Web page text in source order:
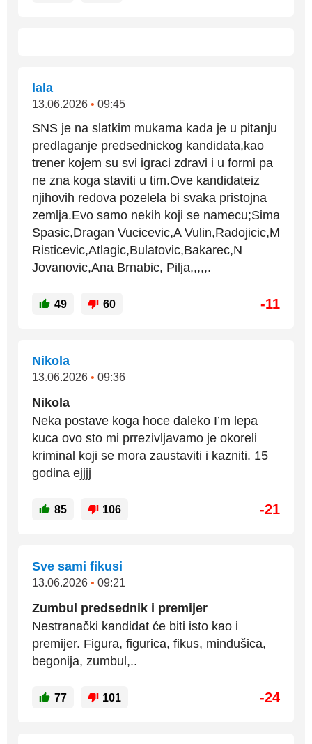
lala
13.06.2026 • 09:45
SNS je na slatkim mukama kada je u pitanju
predlaganje predsednickog kandidata,kao
trener kojem su svi igraci zdravi i u formi pa
ne zna koga staviti u tim.Ove kandidateiz
njihovih redova pozelela bi svaka pristojna
zemlja.Evo samo nekih koji se namecu;Sima
Spasic,Dragan Vucicevic,A Vulin,Radojicic,M
Risticevic,Atlagic,Bulatovic,Bakarec,N
Jovanovic,Ana Brnabic, Pilja,,,,,.
49 60 -11
Nikola
13.06.2026 • 09:36
Nikola
Neka postave koga hoce daleko I’m lepa
kuca ovo sto mi prrezivljavamo je okoreli
kriminal koji se mora zaustaviti i kazniti. 15
godina ejjjj
85 106 -21
Sve sami fikusi
13.06.2026 • 09:21
Zumbul predsednik i premijer
Nestranački kandidat će biti isto kao i
premijer. Figura, figurica, fikus, minđušica,
begonija, zumbul,..
77 101 -24